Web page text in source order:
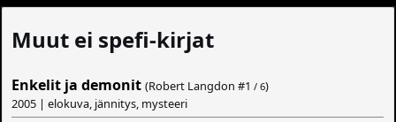
Muut ei spefi-kirjat
Enkelit ja demonit (Robert Langdon #1 / 6)
2005 | elokuva, jännitys, mysteeri